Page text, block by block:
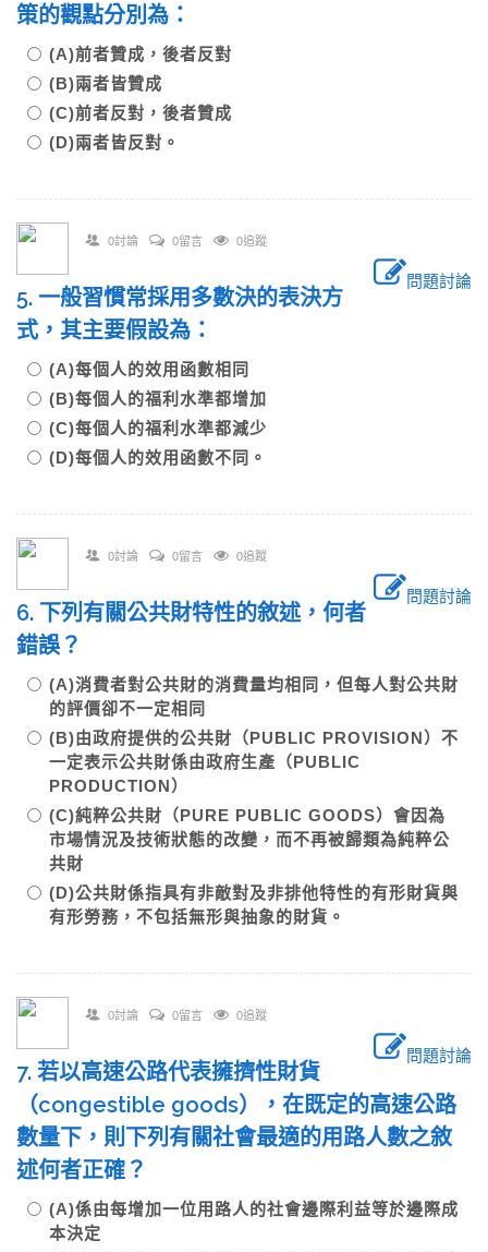
策的觀點分別為：
(A)前者贊成，後者反對
(B)兩者皆贊成
(C)前者反對，後者贊成
(D)兩者皆反對。
0討論 0留言 0追蹤
問題討論
5. 一般習慣常採用多數決的表決方
式，其主要假設為：
(A)每個人的效用函數相同
(B)每個人的福利水準都增加
(C)每個人的福利水準都減少
(D)每個人的效用函數不同。
0討論 0留言 0追蹤
問題討論
6. 下列有關公共財特性的敘述，何者
錯誤？
(A)消費者對公共財的消費量均相同，但每人對公共財
的評價卻不一定相同
(B)由政府提供的公共財（PUBLIC PROVISION）不
一定表示公共財係由政府生產（PUBLIC
PRODUCTION）
(C)純粹公共財（PURE PUBLIC GOODS）會因為
市場情況及技術狀態的改變，而不再被歸類為純粹公
共財
(D)公共財係指具有非敵對及非排他特性的有形財貨與
有形勞務，不包括無形與抽象的財貨。
0討論 0留言 0追蹤
問題討論
7. 若以高速公路代表擁擠性財貨
（congestible goods），在既定的高速公路
數量下，則下列有關社會最適的用路人數之敘
述何者正確？
(A)係由每增加一位用路人的社會邊際利益等於邊際成
本決定